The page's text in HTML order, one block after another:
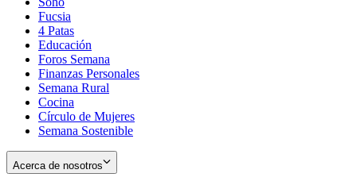
in
new
window
Fucsia
in
new
window
4 Patas
Educación
Foros Semana
Finanzas Personales
Semana Rural
Cocina
Círculo de Mujeres
Semana Sostenible
Acerca de nosotros